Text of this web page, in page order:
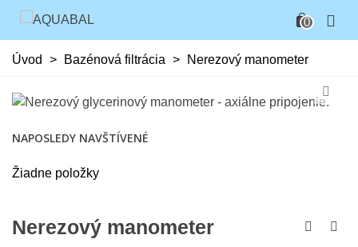
0
Úvod > Bazénová filtrácia > Nerezový manometer
NAPOSLEDY NAVŠTÍVENÉ
Žiadne položky
Nerezový manometer